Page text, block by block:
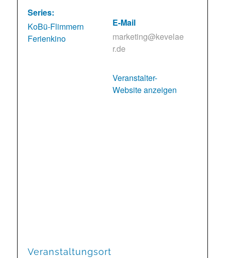
Series:
KoBü-Flimmern
Ferienkino
E-Mail
marketing@kevelae
r.de
Veranstalter-
Website anzeigen
Veranstaltungsort